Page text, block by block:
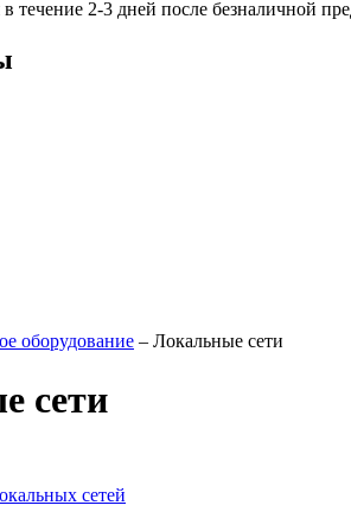
в течение 2-3 дней после безналичной
оборудование – Локальные сети
сети
сетей